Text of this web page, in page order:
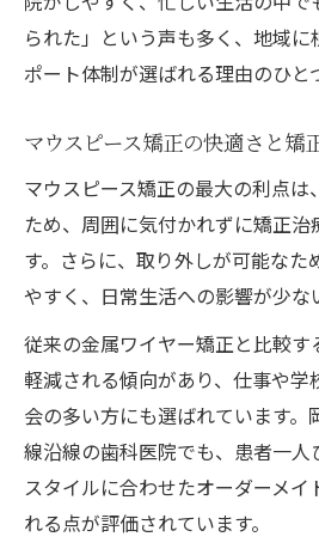
ピース
痛みが少ない矯正はマウ
矯正の快適性を高めるマ
方
マウスピース矯正で叶
矯正生活
矯正費用を抑えたい方への
矯正費用の抑え方とマ
ツ
費用対効果が高い矯正
追加費用を避けるため
活用術
マウスピース矯正で賢く
られた」という声も多く、地域
ポート体制が選ばれる理由のひと
マウスピース矯正の快適さと矯
マウスピース矯正の最大の利点は
ため、周囲に気付かれずに矯正
す。さらに、取り外しが可能なた
やすく、日常生活への影響が少な
従来の金属ワイヤー矯正と比較す
軽減される傾向があり、仕事や学
会の多い方にも選ばれています。
線沿線の歯科医院でも、患者一
スタイルに合わせたオーダーメイ
れる点が評価されています。